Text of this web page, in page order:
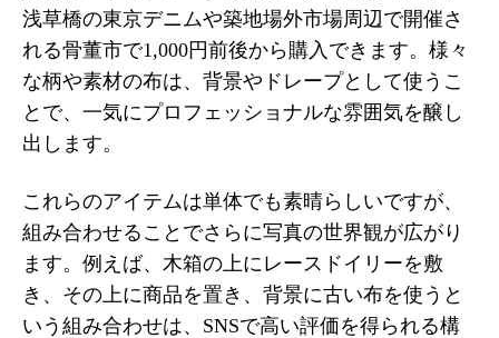
浅草橋の東京デニムや築地場外市場周辺で開催さ
れる骨董市で1,000円前後から購入できます。様々
な柄や素材の布は、背景やドレープとして使うこ
とで、一気にプロフェッショナルな雰囲気を醸し
出します。
これらのアイテムは単体でも素晴らしいですが、
組み合わせることでさらに写真の世界観が広がり
ます。例えば、木箱の上にレースドイリーを敷
き、その上に商品を置き、背景に古い布を使うと
いう組み合わせは、SNSで高い評価を得られる構